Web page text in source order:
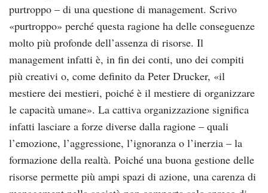
purtroppo – di una questione di management. Scrivo
«purtroppo» perché questa ragione ha delle conseguenze
molto più profonde dell’assenza di risorse. Il
management infatti è, in fin dei conti, uno dei compiti
più creativi o, come definito da Peter Drucker, «il
mestiere dei mestieri, poiché è il mestiere di organizzare
le capacità umane». La cattiva organizzazione significa
infatti lasciare a forze diverse dalla ragione – quali
l’emozione, l’aggressione, l’ignoranza o l’inerzia – la
formazione della realtà. Poiché una buona gestione delle
risorse permette più ampi spazi di azione, una carenza di